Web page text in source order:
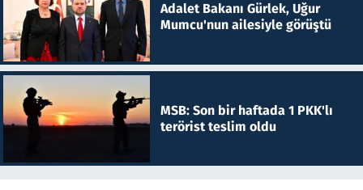
Adalet Bakanı Gürlek, Uğur
Mumcu'nun ailesiyle görüştü
MSB: Son bir haftada 1 PKK'lı
terörist teslim oldu